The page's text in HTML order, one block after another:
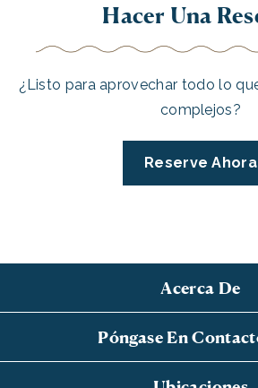
Hacer Una
¿Listo para aprovechar todo lo
complejos?
Reserve Ahora
Acerca De
Póngase En